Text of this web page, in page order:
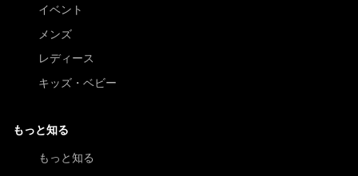
イベント
メンズ
レディース
キッズ・ベビー
もっと知る
もっと知る